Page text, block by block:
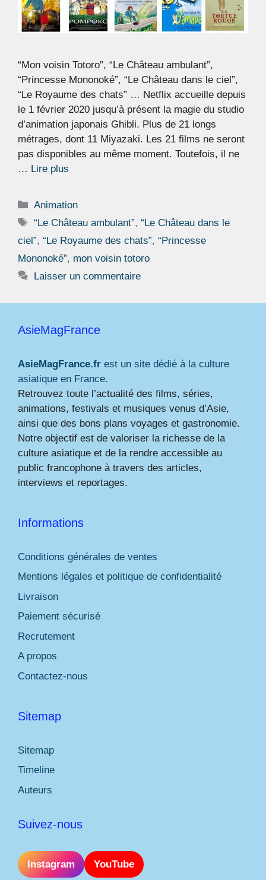
“Mon voisin Totoro”, “Le Château ambulant”,
“Princesse Mononoké”, “Le Château dans le ciel”,
“Le Royaume des chats” … Netflix accueille depuis
le 1 février 2020 jusqu’à présent la magie du studio
d’animation japonais Ghibli. Plus de 21 longs
métrages, dont 11 Miyazaki. Les 21 films ne seront
pas disponibles au même moment. Toutefois, il ne
… Lire plus
Catégories
Animation
Étiquettes
“Le Château ambulant”,“Le Château dans le
ciel”, “Le Royaume des chats”, “Princesse
Mononoké”, mon voisin totoro
Laisser un commentaire
AsieMagFrance
AsieMagFrance.fr est un site dédié à la culture
asiatique en France.
Retrouvez toute l’actualité des films, séries,
animations, festivals et musiques venus d’Asie,
ainsi que des bons plans voyages et gastronomie.
Notre objectif est de valoriser la richesse de la
culture asiatique et de la rendre accessible au
public francophone à travers des articles,
interviews et reportages.
Informations
Conditions générales de ventes
Mentions légales et politique de confidentialité
Livraison
Paiement sécurisé
Recrutement
A propos
Contactez-nous
Sitemap
Sitemap
Timeline
Auteurs
Suivez-nous
Instagram YouTube